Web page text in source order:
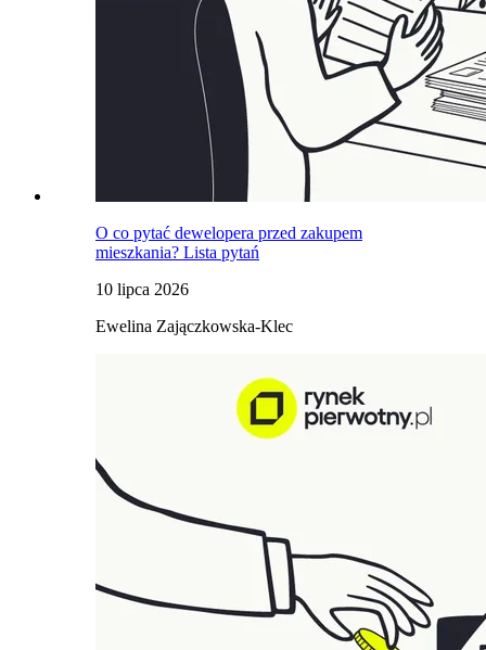
O co pytać dewelopera przed zakupem
mieszkania? Lista pytań
10 lipca 2026
Ewelina Zajączkowska-Klec